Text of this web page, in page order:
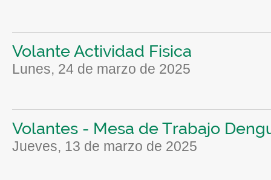
Volante Actividad Fisica
lunes, 24 de marzo de 2025
Volantes - Mesa de Trabajo
jueves, 13 de marzo de 2025